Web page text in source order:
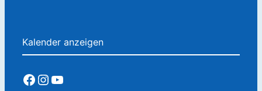
Kalender anzeigen
Facebook
Instagram
YouTube